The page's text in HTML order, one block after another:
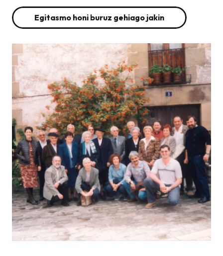
Egitasmo honi buruz gehiago jakin